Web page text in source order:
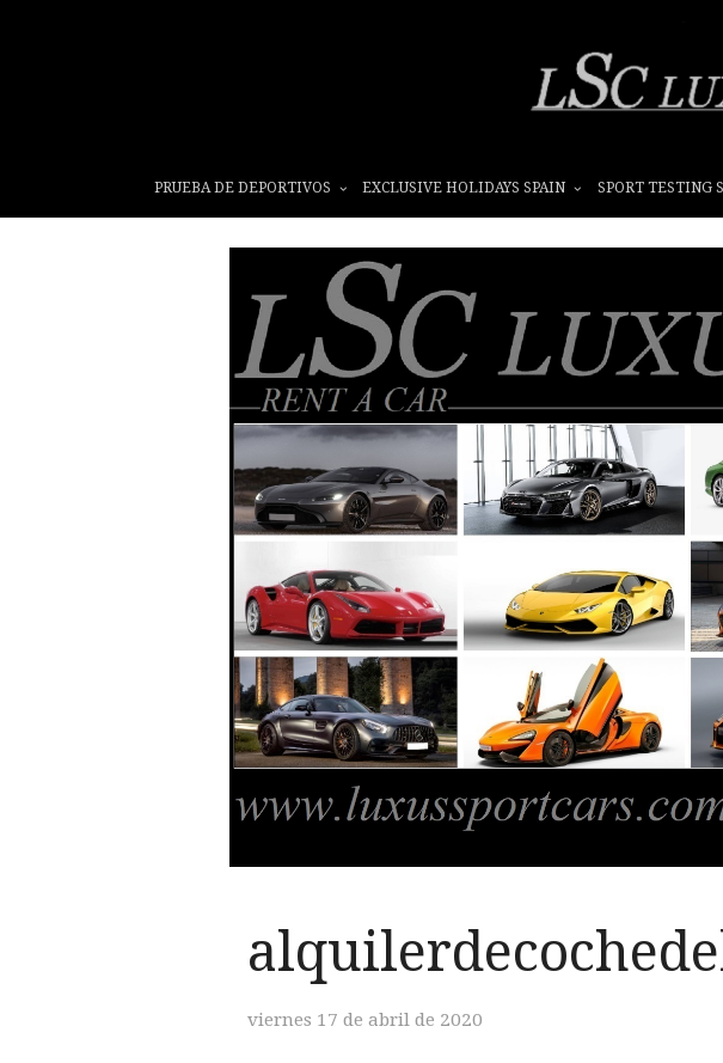
PRUEBA DE DEPORTIVOS EXCLUSIVE HOLIDAYS SPAIN SPORT TESTING
viernes 17 de abril de 2020